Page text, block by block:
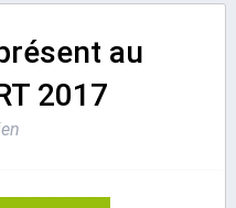
au
2017